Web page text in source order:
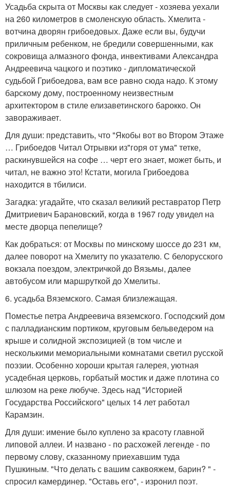
Усадьба скрыта от Москвы как следует - хозяева уехали
на 260 километров в смоленскую область. Хмелита -
вотчина дворян грибоедовых. Даже если вы, будучи
приличным ребенком, не бредили совершенными, как
сокровища алмазного фонда, инвективами Александра
Андреевича чацкого и поэтико - дипломатической
судьбой Грибоедова, вам все равно сюда надо. К этому
барскому дому, построенному неизвестным
архитектором в стиле елизаветинского барокко. Он
завораживает.
Для души: представить, что "Якобы вот во Втором Этаже
… Грибоедов Читал Отрывки из"горя от ума" тетке,
раскинувшейся на софе … черт его знает, может быть, и
читал, не важно это! Кстати, могила Грибоедова
находится в тбилиси.
Загадка: угадайте, что сказал великий реставратор Петр
Дмитриевич Барановский, когда в 1967 году увидел на
месте дворца пепелище?
Как добраться: от Москвы по минскому шоссе до 231 км,
далее поворот на Хмелиту по указателю. С белорусского
вокзала поездом, электричкой до Вязьмы, далее
автобусом или маршруткой до Хмелиты.
6. усадьба Вяземского. Самая близлежащая.
Поместье петра Андреевича вяземского. Господский дом
с палладианским портиком, круговым бельведером на
крыше и солидной экспозицией (в том числе и
несколькими мемориальными комнатами светил русской
поэзии. Особенно хороши крытая галерея, уютная
усадебная церковь, горбатый мостик и даже плотина со
шлюзом на реке любуче. Здесь над "Историей
Государства Российского" целых 14 лет работал
Карамзин.
Для души: имение было куплено за красоту главной
липовой аллеи. И названо - по расхожей легенде - по
первому слову, сказанному приехавшим туда
Пушкиным. "Что делать с вашим саквояжем, барин? " -
спросил камердинер. "Оставь его", - изронил поэт.